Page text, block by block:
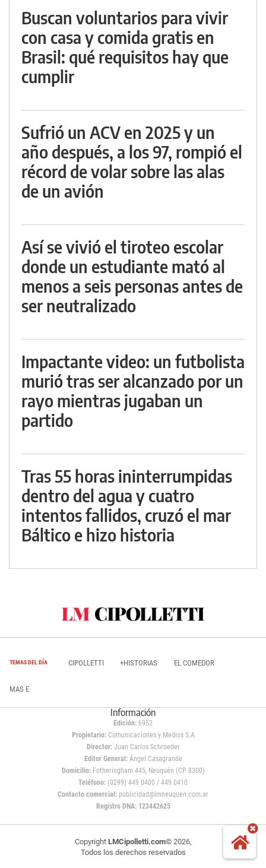
Buscan voluntarios para vivir
con casa y comida gratis en
Brasil: qué requisitos hay que
cumplir
Sufrió un ACV en 2025 y un
año después, a los 97, rompió el
récord de volar sobre las alas
de un avión
Así se vivió el tiroteo escolar
donde un estudiante mató al
menos a seis personas antes de
ser neutralizado
Impactante video: un futbolista
murió tras ser alcanzado por un
rayo mientras jugaban un
partido
Tras 55 horas ininterrumpidas
dentro del agua y cuatro
intentos fallidos, cruzó el mar
Báltico e hizo historia
TEMAS DEL DÍA CIPOLLETTI +HISTORIAS EL COMEDOR
MAS E
Información
Edición: 6952
Propietario:Comunicaciones y Medios S.A
Director: Juan Carlos Schroeder
Editor General:Ángel Casagrande
Domicilio:Fotheringham 445, Neuquén (CP 8300)
Teléfono: (0299) 449 0400 / 449 0410
Contacto comercial: publicidad@lmneuquen.com.ar
Registro DNA: 123442625
Copyright LMCipolletti.com© 2026,
Todos los derechos reservados